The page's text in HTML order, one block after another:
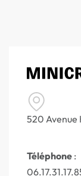
520 Avenue
Téléphone :